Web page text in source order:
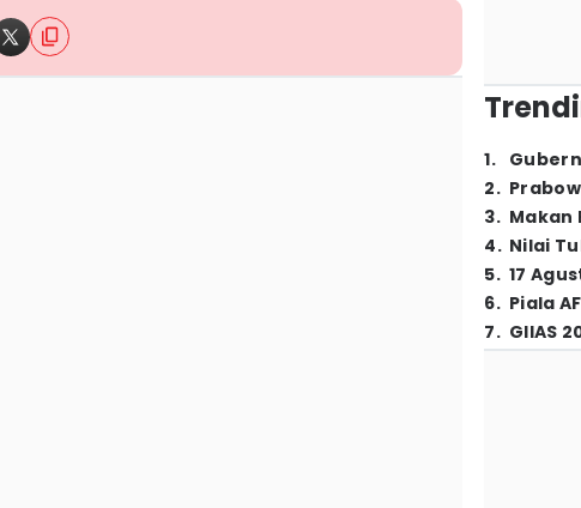
1.
2.
3. Makan
4. Nilai
5. 17
6. Piala
7. GIIAS